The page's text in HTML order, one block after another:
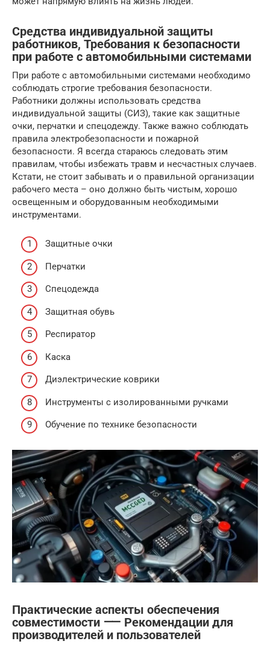
Средства индивидуальной защиты
работников, Требования к безопасности
при работе с автомобильными системами
При работе с автомобильными системами необходимо
соблюдать строгие требования безопасности.
Работники должны использовать средства
индивидуальной защиты (СИЗ), такие как защитные
очки, перчатки и спецодежду. Также важно соблюдать
правила электробезопасности и пожарной
безопасности. Я всегда стараюсь следовать этим
правилам, чтобы избежать травм и несчастных случаев.
Кстати, не стоит забывать и о правильной организации
рабочего места – оно должно быть чистым, хорошо
освещенным и оборудованным необходимыми
инструментами.
Защитные очки
Перчатки
Спецодежда
Защитная обувь
Респиратор
Каска
Диэлектрические коврики
Инструменты с изолированными ручками
Обучение по технике безопасности
Практические аспекты обеспечения
совместимости ⸺ Рекомендации для
производителей и пользователей